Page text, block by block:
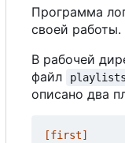
Программа
своей
В рабочей
файл
описано два
[first]